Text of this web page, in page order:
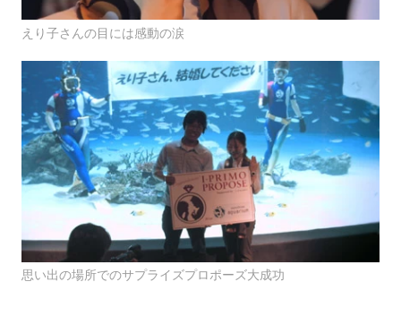
えり子さんの目には感動の涙
思い出の場所でのサプライズプロポーズ大成功